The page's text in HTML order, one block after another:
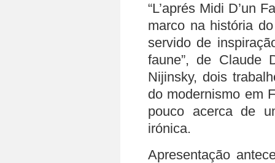
“L’aprés Midi D’un
marco na história
servido de
faune”, de Claude
Nijinsky, dois
do modernismo em
pouco acerca de
irónica.
Apresentação